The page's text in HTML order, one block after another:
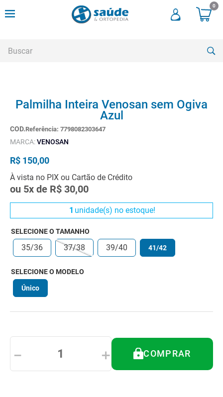
0
Palmilha Inteira Venosan sem Ogiva
Azul
Referência: 7798082303647
MARCA:VENOSAN
R$ 150,00
À vista no PIX ou Cartão de Crédito
ou 5x de R$ 30,00
1 unidade(s) no estoque!
SELECIONE O TAMANHO
35/36 37/38 39/40 41/42
SELECIONE O MODELO
Único
＋
－ COMPRAR
andadores
3º
cadeira rodas
4º
bota imobilizadora
5º
andador
6º
imobilizador joelho
cadeira rodas agile
8º
tipoia
cadeira higienica